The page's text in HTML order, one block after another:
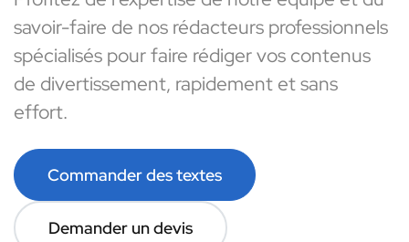
savoir-faire de nos rédacteurs professionnels
spécialisés pour faire rédiger vos contenus
de divertissement, rapidement et sans
effort.
Commander des textes
Demander un devis